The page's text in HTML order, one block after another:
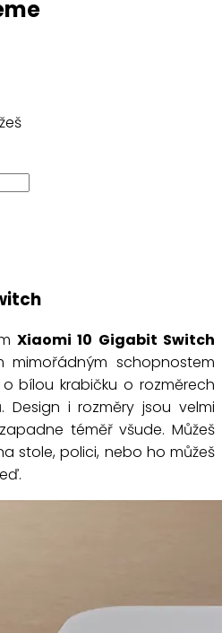
Xiaomi 10 Gigabit Switch
schopnostem
bílou krabičku o rozměrech
Design i rozměry jsou velmi
téměř všude. Můžeš
stole, polici, nebo ho můžeš